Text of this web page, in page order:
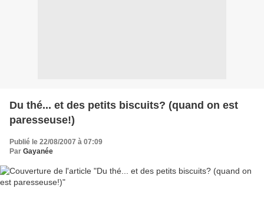
Du thé... et des petits biscuits? (quand on est
paresseuse!)
Publié le 22/08/2007 à 07:09
Par Gayanée